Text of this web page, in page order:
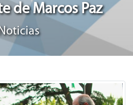
de Marcos Paz